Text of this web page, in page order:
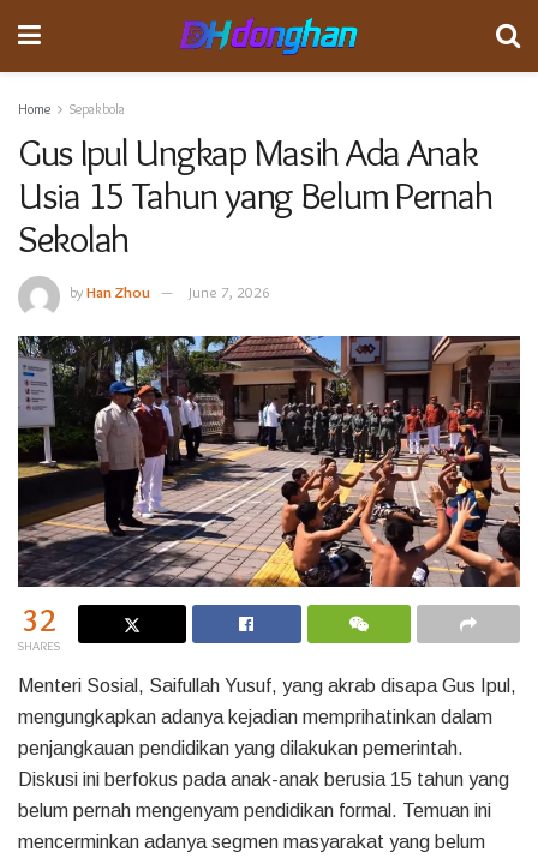
Home Sepakbola
Gus Ipul Ungkap Masih Ada Anak
Usia 15 Tahun yang Belum Pernah
Sekolah
byHan Zhou June 7, 2026
32
SHARES
Menteri Sosial, Saifullah Yusuf, yang akrab disapa Gus Ipul,
mengungkapkan adanya kejadian memprihatinkan dalam
penjangkauan pendidikan yang dilakukan pemerintah.
Diskusi ini berfokus pada anak-anak berusia 15 tahun yang
belum pernah mengenyam pendidikan formal. Temuan ini
mencerminkan adanya segmen masyarakat yang belum